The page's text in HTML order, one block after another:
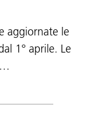
aggiornate le
1° aprile. Le